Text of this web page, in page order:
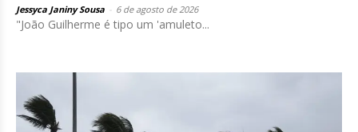
Jessyca Janiny Sousa 6 de agosto de 2026
"João Guilherme é tipo um 'amuleto...